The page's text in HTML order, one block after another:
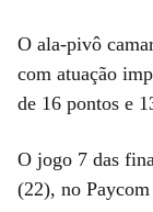
O ala-pivô
com atuação
de 16 pontos e
O jogo 7 das
(22), no